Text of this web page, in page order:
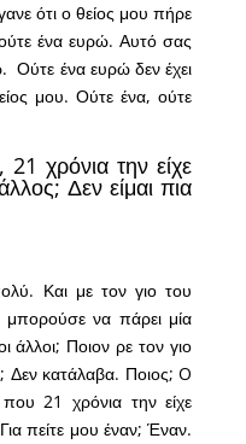
ότι ο θείος μου πήρε
ένα ευρώ. Αυτό σας
Ούτε ένα ευρώ δεν έχει
μου. Ούτε ένα, ούτε
χρόνια την είχε
Δεν είμαι πια
Και με τον γιο του
να πάρει μία
άλλοι; Ποιον ρε τον γιο
κατάλαβα. Ποιος; O
21 χρόνια την είχε
πείτε μου έναν; Έναν.